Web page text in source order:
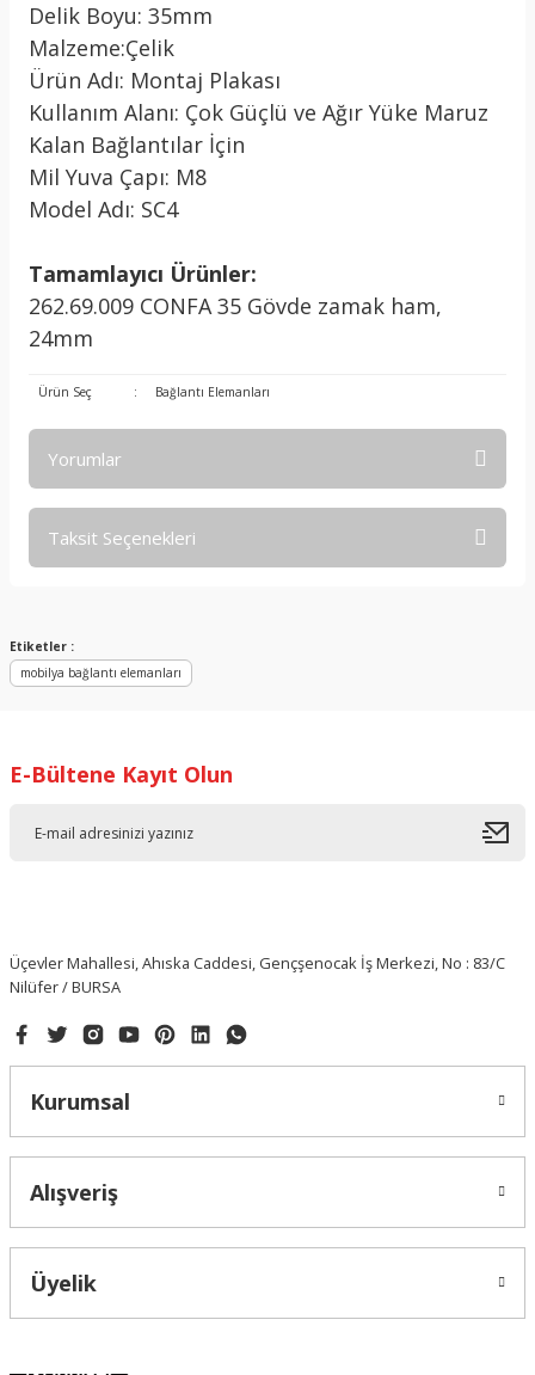
Delik Boyu: 35mm
Malzeme:Çelik
Ürün Adı: Montaj Plakası
Kullanım Alanı: Çok Güçlü ve Ağır Yüke Maruz
Kalan Bağlantılar İçin
Mil Yuva Çapı: M8
Model Adı: SC4
Tamamlayıcı Ürünler:
262.69.009 CONFA 35 Gövde zamak ham,
24mm
Ürün Seç : Bağlantı Elemanları
Yorumlar
Taksit Seçenekleri
Etiketler :
mobilya bağlantı elemanları
E-Bültene Kayıt Olun
Üçevler Mahallesi, Ahıska Caddesi, Gençşenocak İş Merkezi, No : 83/C
Nilüfer / BURSA
Kurumsal
Alışveriş
Üyelik